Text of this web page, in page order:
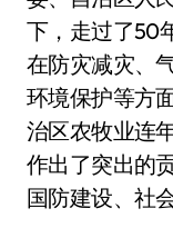
下，走过了50
在防灾减灾、
环境保护等方
治区农牧业连
作出了突出的
国防建设、社